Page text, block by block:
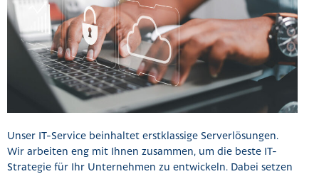
Unser IT-Service beinhaltet erstklassige Serverlösungen.
Wir arbeiten eng mit Ihnen zusammen, um die beste IT-
Strategie für Ihr Unternehmen zu entwickeln. Dabei setzen